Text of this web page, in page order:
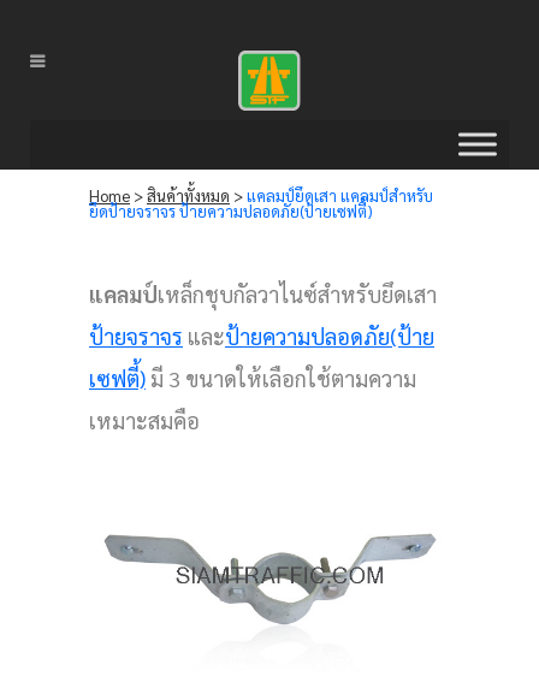
Home >สินค้าทั้งหมด >แคลมป์ยึดเสา แคลมป์สำหรับ
ยึดป้ายจราจร ป้ายความปลอดภัย(ป้ายเซฟตี้)
แคลมป์เหล็กชุบกัลวาไนซ์สำหรับยึดเสา
ป้ายจราจร และป้ายความปลอดภัย(ป้าย
เซฟตี้) มี 3 ขนาดให้เลือกใช้ตามความ
เหมาะสมคือ